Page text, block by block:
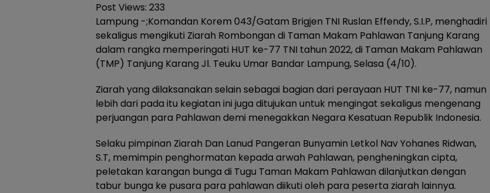
Post Views: 233
Lampung -;Komandan Korem 043/Gatam Brigjen TNI Ruslan Effendy, S.I.P, menghadiri
sekaligus mengikuti Ziarah Rombongan di Taman Makam Pahlawan Tanjung Karang
dalam rangka memperingati HUT ke-77 TNI tahun 2022, di Taman Makam Pahlawan
(TMP) Tanjung Karang Jl. Teuku Umar Bandar Lampung, Selasa (4/10).
Ziarah yang dilaksanakan selain sebagai bagian dari perayaan HUT TNI ke-77, namun
lebih dari pada itu kegiatan ini juga ditujukan untuk mengingat sekaligus mengenang
perjuangan para Pahlawan demi menegakkan Negara Kesatuan Republik Indonesia.
Selaku pimpinan Ziarah Dan Lanud Pangeran Bunyamin Letkol Nav Yohanes Ridwan,
S.T, memimpin penghormatan kepada arwah Pahlawan, pengheningkan cipta,
peletakan karangan bunga di Tugu Taman Makam Pahlawan dilanjutkan dengan
tabur bunga ke pusara para pahlawan diikuti oleh para peserta ziarah lainnya.